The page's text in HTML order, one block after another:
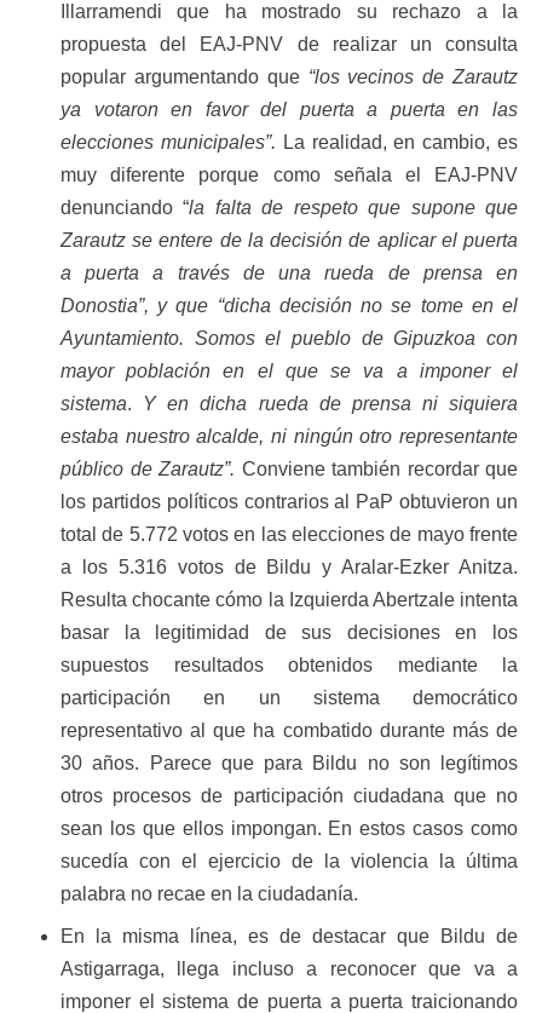
Illarramendi que ha mostrado su rechazo a la
propuesta del EAJ-PNV de realizar un consulta
popular argumentando que “los vecinos de Zarautz
ya votaron en favor del puerta a puerta en las
elecciones municipales”. La realidad, en cambio, es
muy diferente porque como señala el EAJ-PNV
denunciando “la falta de respeto que supone que
Zarautz se entere de la decisión de aplicar el puerta
a puerta a través de una rueda de prensa en
Donostia”, y que “dicha decisión no se tome en el
Ayuntamiento. Somos el pueblo de Gipuzkoa con
mayor población en el que se va a imponer el
sistema. Y en dicha rueda de prensa ni siquiera
estaba nuestro alcalde, ni ningún otro representante
público de Zarautz”. Conviene también recordar que
los partidos políticos contrarios al PaP obtuvieron un
total de 5.772 votos en las elecciones de mayo frente
a los 5.316 votos de Bildu y Aralar-Ezker Anitza.
Resulta chocante cómo la Izquierda Abertzale intenta
basar la legitimidad de sus decisiones en los
supuestos resultados obtenidos mediante la
participación en un sistema democrático
representativo al que ha combatido durante más de
30 años. Parece que para Bildu no son legítimos
otros procesos de participación ciudadana que no
sean los que ellos impongan. En estos casos como
sucedía con el ejercicio de la violencia la última
palabra no recae en la ciudadanía.
En la misma línea, es de destacar que Bildu de
Astigarraga, llega incluso a reconocer que va a
imponer el sistema de puerta a puerta traicionando